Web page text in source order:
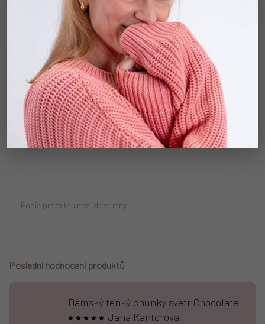
LOCALLY MADE
Vše pleteme a šijeme v Čechách.
MADE TO LAST
Kvalita na dlouhé roky.
MATCHY MATCHY
Pro děti i pro rodiče.
EVERYDAY ESSENTIALS
Pohodlné. Nadčasové.
Popis produktu není dostupný
Poslední hodnocení produktů
Dámský tenký chunky svetr Chocolate
Jana Kantorova